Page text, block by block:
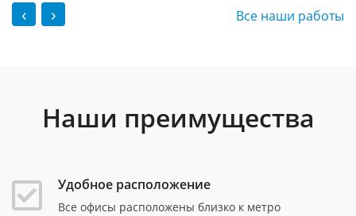
‹ › Все наши работы
Наши преимущества
Удобное расположение
Все офисы расположены близко к метро